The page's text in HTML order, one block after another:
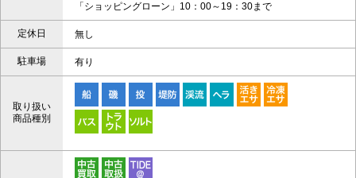
「ショッピングローン」10：00～19：30まで
定休日 無し
駐車場 有り
取り扱い
商品種別